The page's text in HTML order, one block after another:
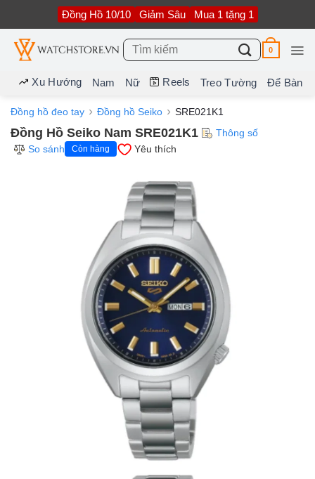
nội
dung
Đồng Hồ 10/10 Giảm Sâu Mua 1 tặng 1
Tìm
kiếm:
0
Xu Hướng Nam Nữ Reels Treo Tường Để Bàn
Đồng hồ đeo tay Đồng hồ Seiko SRE021K1
Đồng Hồ Seiko Nam SRE021K1
Thông số
So sánh
Còn hàng Yêu thích